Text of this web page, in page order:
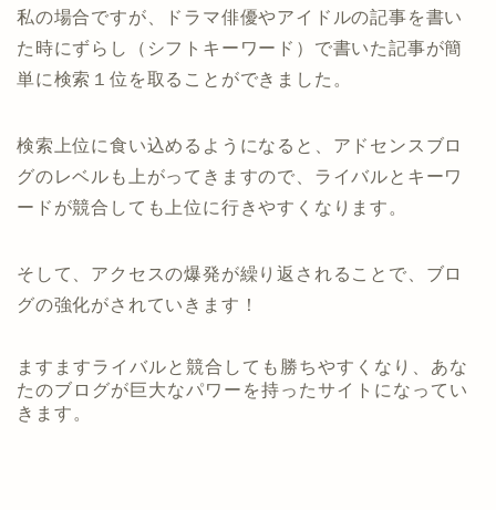
私の場合ですが、ドラマ俳優やアイドルの記事を書い
た時にずらし（シフトキーワード）で書いた記事が簡
単に検索１位を取ることができました。
検索上位に食い込めるようになると、アドセンスブロ
グのレベルも上がってきますので、ライバルとキーワ
ードが競合しても上位に行きやすくなります。
そして、アクセスの爆発が繰り返されることで、ブロ
グの強化がされていきます！
ますますライバルと競合しても勝ちやすくなり、あな
たのブログが巨大なパワーを持ったサイトになってい
きます。